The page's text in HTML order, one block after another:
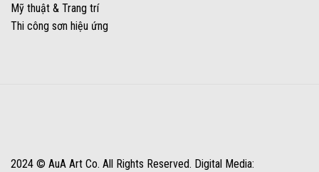
Mỹ thuật & Trang trí
Thi công sơn hiệu ứng
2024 © AuA Art Co. All Rights Reserved. Digital Media: